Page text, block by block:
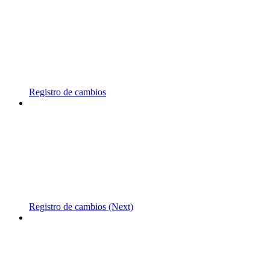
Registro de cambios
Registro de cambios (Next)